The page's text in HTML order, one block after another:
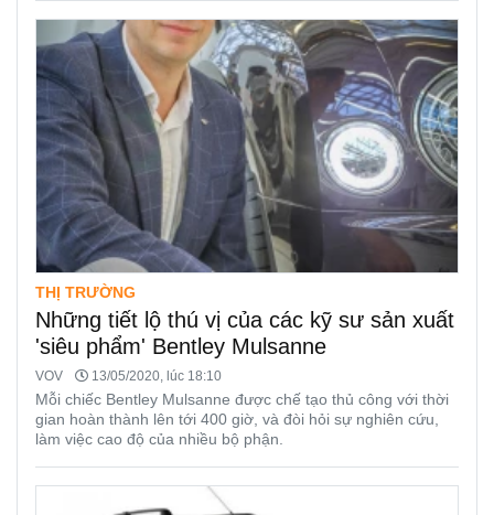
THỊ TRƯỜNG
Những tiết lộ thú vị của các kỹ sư sản xuất
'siêu phẩm' Bentley Mulsanne
VOV 13/05/2020, lúc 18:10
Mỗi chiếc Bentley Mulsanne được chế tạo thủ công với thời
gian hoàn thành lên tới 400 giờ, và đòi hỏi sự nghiên cứu,
làm việc cao độ của nhiều bộ phận.